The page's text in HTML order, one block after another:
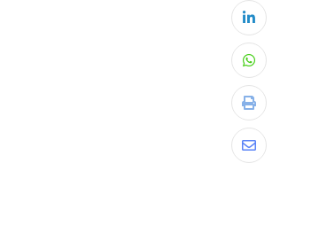
LinkedIn
Whatsapp
Print
Share